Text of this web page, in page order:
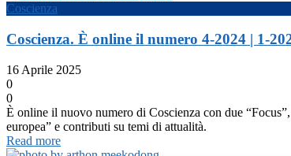
Coscienza
Coscienza. È online il numero 4-2024 | 1-
16 Aprile 2025
0
0
È online il nuovo numero di Coscienza con due
europea” e contributi su temi di attualità.
Read more